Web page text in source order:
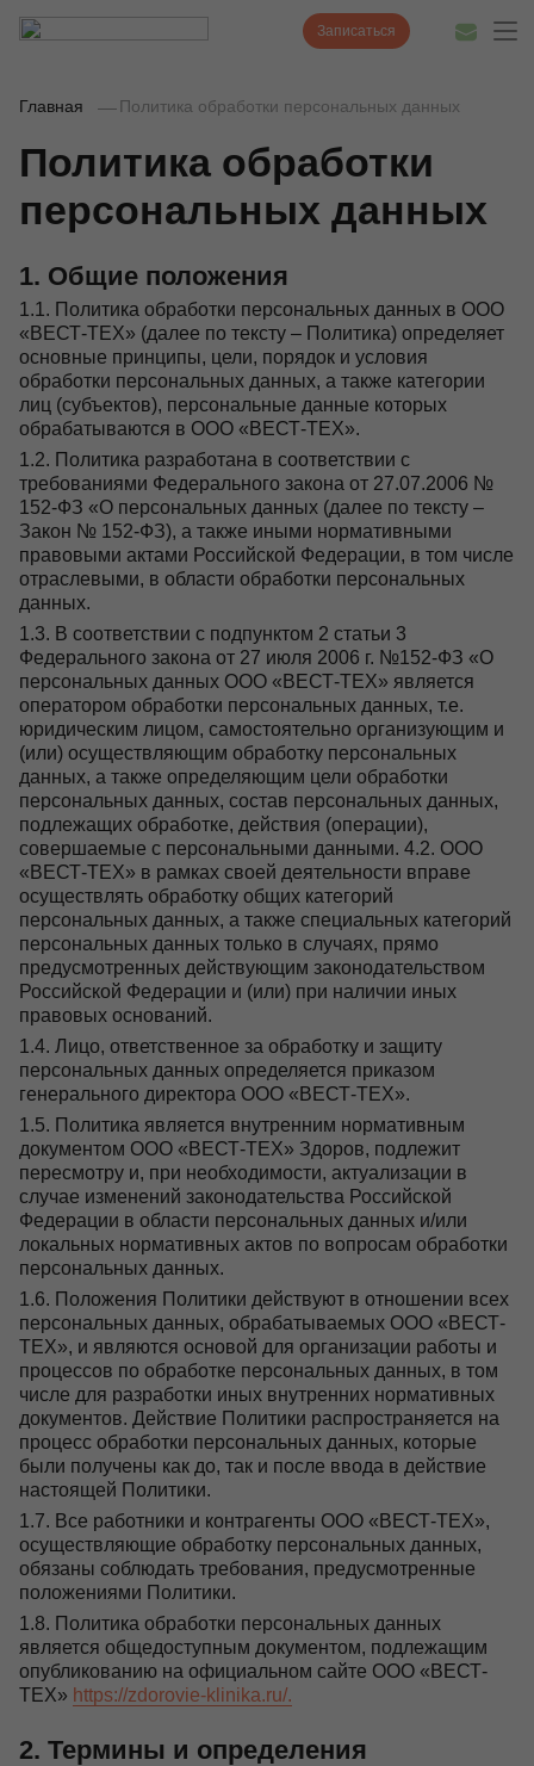
О нас
Наши клиники
Полезные статьи
Контакты
Оплата онлайн
info@zdorovie-klinika.ru
+7 (495) 628-22-05
Max
Записаться сейчас
Диагностика
Лечение
Наши врачи
Цены
Акции и скидки
Записаться
Главная Политика обработки персональных данных
Политика обработки
персональных данных
1. Общие положения
1.1. Политика обработки персональных данных в ООО
«ВЕСТ-ТЕХ» (далее по тексту – Политика) определяет
основные принципы, цели, порядок и условия
обработки персональных данных, а также категории
лиц (субъектов), персональные данные которых
обрабатываются в ООО «ВЕСТ-ТЕХ».
1.2. Политика разработана в соответствии с
требованиями Федерального закона от 27.07.2006 №
152-ФЗ «О персональных данных (далее по тексту –
Закон № 152-ФЗ), а также иными нормативными
правовыми актами Российской Федерации, в том числе
отраслевыми, в области обработки персональных
данных.
1.3. В соответствии с подпунктом 2 статьи 3
Федерального закона от 27 июля 2006 г. №152-ФЗ «О
персональных данных ООО «ВЕСТ-ТЕХ» является
оператором обработки персональных данных, т.е.
юридическим лицом, самостоятельно организующим и
(или) осуществляющим обработку персональных
данных, а также определяющим цели обработки
персональных данных, состав персональных данных,
подлежащих обработке, действия (операции),
совершаемые с персональными данными. 4.2. ООО
«ВЕСТ-ТЕХ» в рамках своей деятельности вправе
осуществлять обработку общих категорий
персональных данных, а также специальных категорий
персональных данных только в случаях, прямо
предусмотренных действующим законодательством
Российской Федерации и (или) при наличии иных
правовых оснований.
1.4. Лицо, ответственное за обработку и защиту
персональных данных определяется приказом
генерального директора ООО «ВЕСТ-ТЕХ».
1.5. Политика является внутренним нормативным
документом ООО «ВЕСТ-ТЕХ» Здоров, подлежит
пересмотру и, при необходимости, актуализации в
случае изменений законодательства Российской
Федерации в области персональных данных и/или
локальных нормативных актов по вопросам обработки
персональных данных.
1.6. Положения Политики действуют в отношении всех
персональных данных, обрабатываемых ООО «ВЕСТ-
ТЕХ», и являются основой для организации работы и
процессов по обработке персональных данных, в том
числе для разработки иных внутренних нормативных
документов. Действие Политики распространяется на
процесс обработки персональных данных, которые
были получены как до, так и после ввода в действие
настоящей Политики.
1.7. Все работники и контрагенты ООО «ВЕСТ-ТЕХ»,
осуществляющие обработку персональных данных,
обязаны соблюдать требования, предусмотренные
положениями Политики.
1.8. Политика обработки персональных данных
является общедоступным документом, подлежащим
опубликованию на официальном сайте ООО «ВЕСТ-
ТЕХ» https://zdorovie-klinika.ru/.
2. Термины и определения